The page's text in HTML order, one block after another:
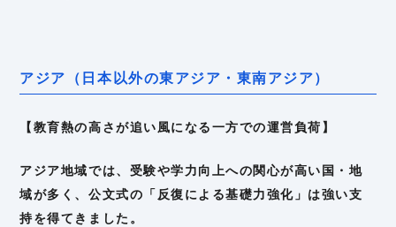
アジア（日本以外の東アジア・東南アジア）
【教育熱の高さが追い風になる一方での運営負荷】
アジア地域では、受験や学力向上への関心が高い国・地
域が多く、公文式の「反復による基礎力強化」は強い支
持を得てきました。